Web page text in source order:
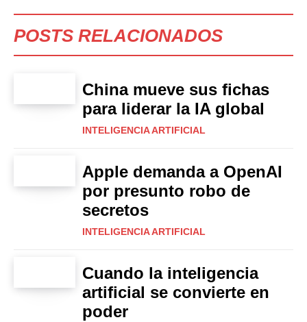
POSTS RELACIONADOS
China mueve sus fichas
para liderar la IA global
INTELIGENCIA ARTIFICIAL
Apple demanda a OpenAI
por presunto robo de
secretos
INTELIGENCIA ARTIFICIAL
Cuando la inteligencia
artificial se convierte en
poder